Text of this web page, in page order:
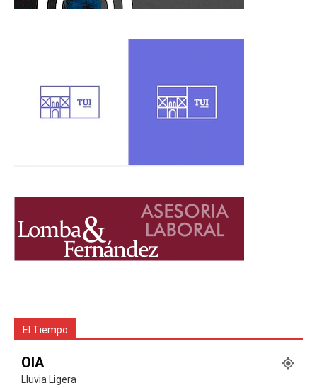
El Tiempo
OIA
Lluvia Ligera